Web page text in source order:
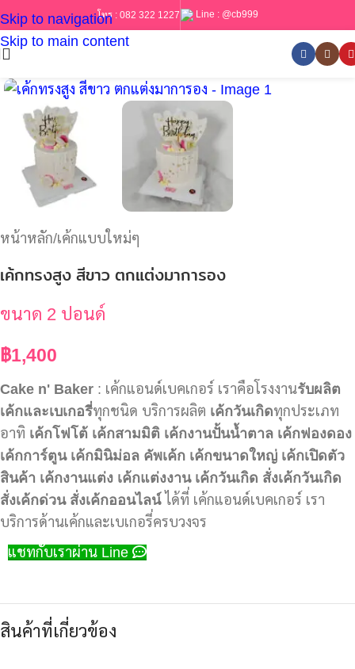
Skip to navigation
Skip to main content
โทร : 082 322 1227 Line : @cb999
หน้าหลัก/เค้กแบบใหม่ๆ
เค้กทรงสูง สีขาว ตกแต่งมาการอง
ขนาด 2 ปอนด์
฿1,400
Cake n' Baker : เค้กแอนด์เบคเกอร์ เราคือโรงงานรับผลิต
เค้กและเบเกอรี่ทุกชนิด บริการผลิต เค้กวันเกิดทุกประเภท
อาทิ เค้กโฟโต้ เค้กสามมิติ เค้กงานปั้นน้ำตาล เค้กฟองดอง
เค้กการ์ตูน เค้กมินิม่อล คัพเค้ก เค้กขนาดใหญ่ เค้กเปิดตัว
สินค้า เค้กงานแต่ง เค้กแต่งงาน เค้กวันเกิด สั่งเค้กวันเกิด
สั่งเค้กด่วน สั่งเค้กออนไลน์ได้ที่ เค้กแอนด์เบคเกอร์ เรา
บริการด้านเค้กและเบเกอรี่ครบวงจร
แชทกับเราผ่าน Line
สินค้าที่เกี่ยวข้อง